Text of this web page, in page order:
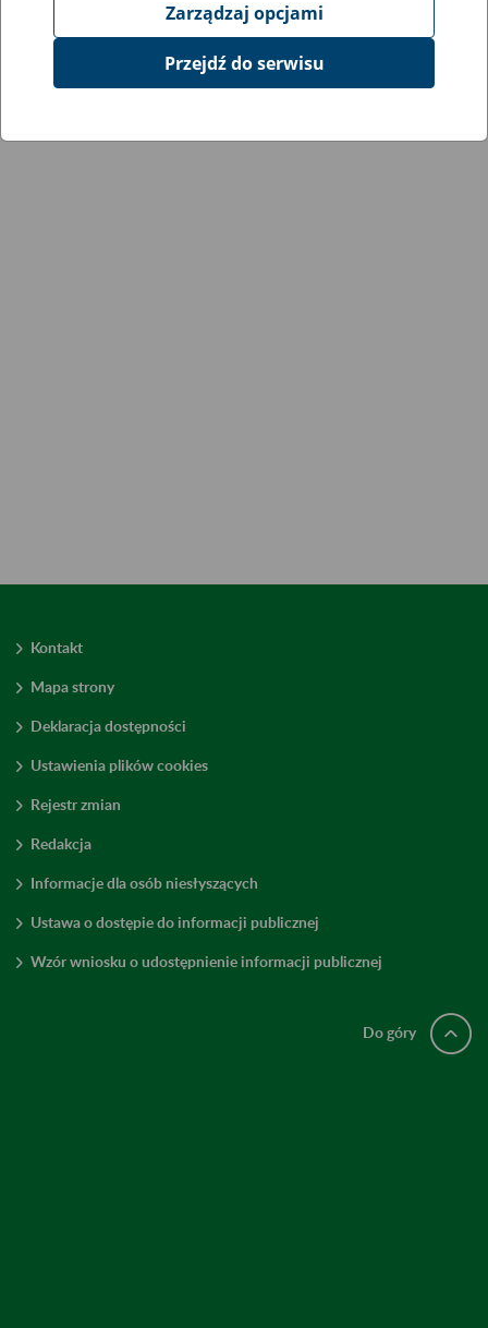
Wyświetl wszystkie
Kontakt
Mapa strony
Deklaracja dostępności
Ustawienia plików cookies
Rejestr zmian
Redakcja
Informacje dla osób niesłyszących
Ustawa o dostępie do informacji publicznej
Wzór wniosku o udostępnienie informacji publicznej
Do góry
Zarządzaj opcjami
Przejdź do serwisu